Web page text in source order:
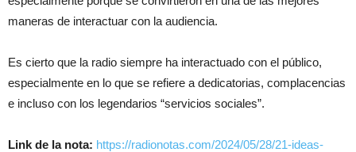
maneras de interactuar con la audiencia.
Es cierto que la radio siempre ha interactuado con el público,
especialmente en lo que se refiere a dedicatorias, complacencias
e incluso con los legendarios “servicios sociales”.
Link de la nota: https://radionotas.com/2024/05/28/21-ideas-